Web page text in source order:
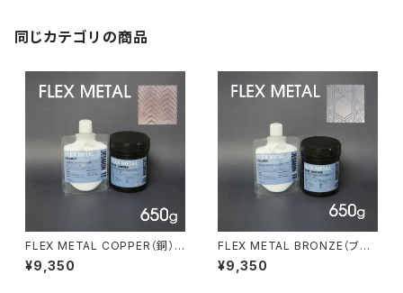
同じカテゴリの商品
FLEX METAL COPPER（銅）6
50gセット
¥9,350
FLEX METAL BRONZE（ブロ
ンズ）650gセット
¥9,350